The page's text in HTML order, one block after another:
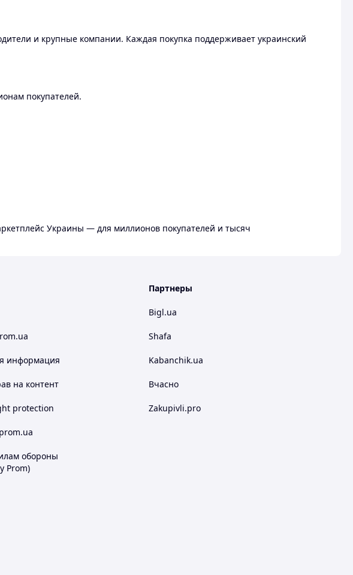
и крупные компании. Каждая покупка поддерживает украинский
покупателей.
Украины — для миллионов покупателей и тысяч
информация
на контент
protection
обороны
Prom)
Партнеры
Bigl.ua
Shafa
Kabanchik.ua
Вчасно
Zakupivli.pro